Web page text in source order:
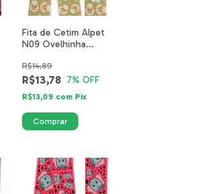
Fita de Cetim Alpet
N09 Ovelhinha
40mm
R$13,78
R$14,89
7% OFF
R$13,09 com Pix